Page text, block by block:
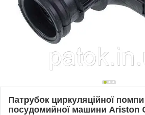
Патрубок циркуляційної
посудомийної машини Ariston